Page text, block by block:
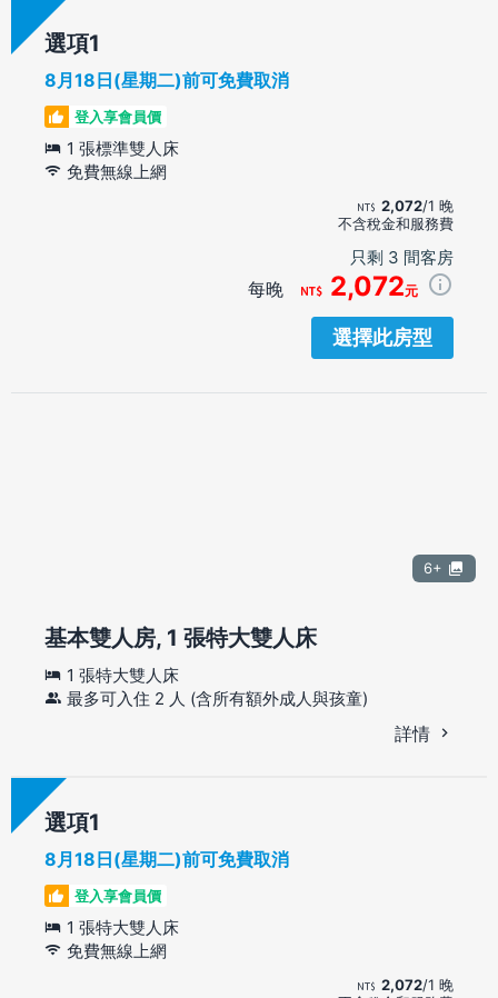
選項
8月18日(星期二)前可免費取消
登入享會員價
1 張標準雙人床
免費無線上網
2,072/1 晚
不含稅金和服務費
只剩 3 間客房
每晚 2,072元
選擇此房型
6+
基本雙人房, 1 張特大雙人床
1 張特大雙人床
最多可入住 2 人 (含所有額外成人與孩童)
詳情
選項
8月18日(星期二)前可免費取消
登入享會員價
1 張特大雙人床
免費無線上網
2,072/1 晚